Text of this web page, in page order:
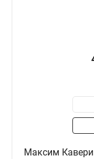
Максим